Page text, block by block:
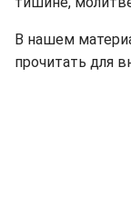
В нашем
прочитать для